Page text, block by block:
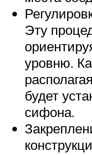
Эту
уровню.
будет
сифона.